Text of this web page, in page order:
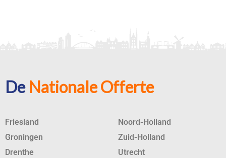
De Nationale Offerte
Friesland
Groningen
Drenthe
Noord-Holland
Zuid-Holland
Utrecht